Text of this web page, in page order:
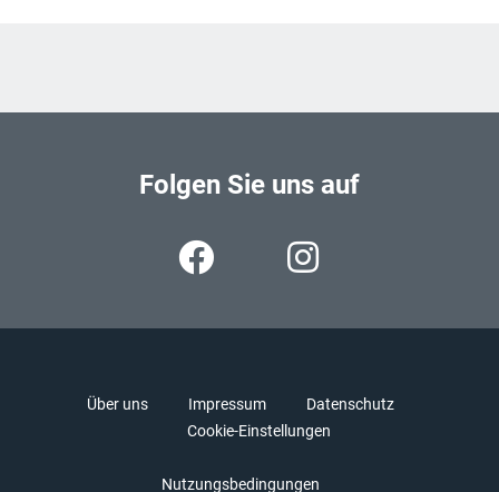
Folgen Sie uns auf
Über uns Impressum
Datenschutz
Cookie-Einstellungen
Nutzungsbedingungen